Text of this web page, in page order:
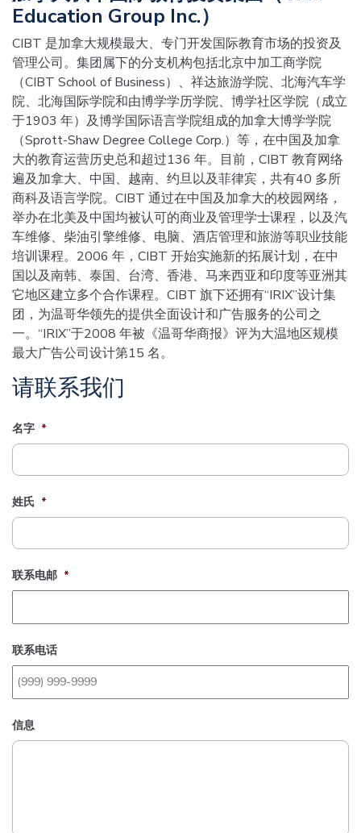
Education Group Inc.）
CIBT 是加拿大规模最大、专门开发国际教育市场的投资及
管理公司。集团属下的分支机构包括北京中加工商学院
（CIBT School of Business）、祥达旅游学院、北海汽车学
院、北海国际学院和由博学学历学院、博学社区学院（成立
于1903 年）及博学国际语言学院组成的加拿大博学学院
（Sprott-Shaw Degree College Corp.）等，在中国及加拿
大的教育运营历史总和超过136 年。目前，CIBT 教育网络
遍及加拿大、中国、越南、约旦以及菲律宾，共有40 多所
商科及语言学院。CIBT 通过在中国及加拿大的校园网络，
举办在北美及中国均被认可的商业及管理学士课程，以及汽
车维修、柴油引擎维修、电脑、酒店管理和旅游等职业技能
培训课程。2006 年，CIBT 开始实施新的拓展计划，在中
国以及南韩、泰国、台湾、香港、马来西亚和印度等亚洲其
它地区建立多个合作课程。CIBT 旗下还拥有“IRIX”设计集
团，为温哥华领先的提供全面设计和广告服务的公司之
一。“IRIX”于2008 年被《温哥华商报》评为大温地区规模
最大广告公司设计第15 名。
请联系我们
名字 *
姓氏 *
联系电邮 *
联系电话
信息